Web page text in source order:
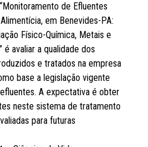
de Efluentes
em Benevides-PA:
Físico-Química, Metais e
é avaliar a qualidade dos
e tratados na empresa
base a legislação vigente
A expectativa é obter
neste sistema de tratamento
para futuras